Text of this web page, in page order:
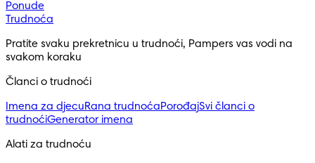
Ponude
Trudnoća
Pratite svaku prekretnicu u trudnoći, Pampers vas vodi na
svakom koraku
Članci o trudnoći
Imena za djecuRana trudnoćaPorođajSvi članci o
trudnoćiGenerator imena
Alati za trudnoću